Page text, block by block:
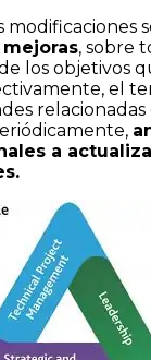
modificaciones
mejoras, sobre
los objetivos
el
a